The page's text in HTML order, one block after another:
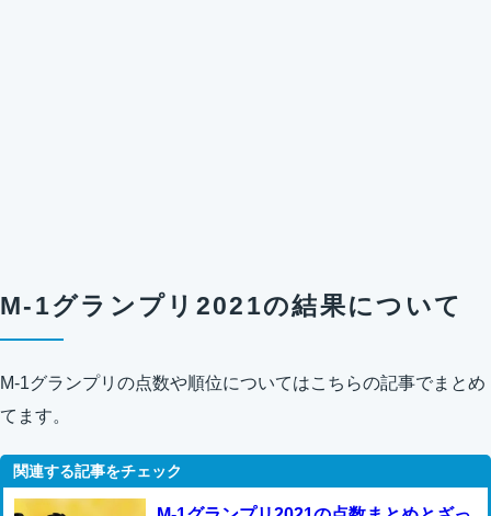
M-1グランプリ2021の結果について
M-1グランプリの点数や順位についてはこちらの記事でまとめ
てます。